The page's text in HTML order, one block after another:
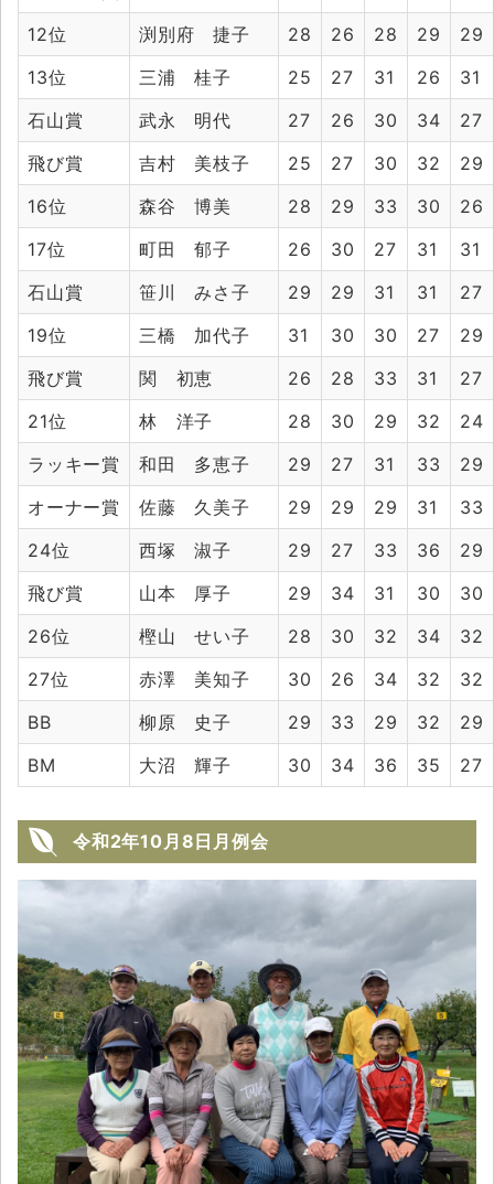
12位
渕別府 捷子 28 26 28 29
29
13位
三浦 桂子 25 27 31 26
31
石山賞
武永 明代 27 26 30 34
27
飛び賞
吉村 美枝子 25 27 30 32
29
16位
森谷 博美 28 29 33 30
26
17位
町田 郁子 26 30 27 31
31
石山賞
笹川 みさ子 29 29 31 31
27
19位
三橋 加代子 31 30 30 27
29
飛び賞
関 初恵 26 28 33 31
27
21位
林 洋子 28 30 29 32
24
ラッキー賞
和田 多恵子 29 27 31 33
29
オーナー賞
佐藤 久美子 29 29 29 31
33
24位
西塚 淑子 29 27 33 36
29
飛び賞
山本 厚子 29 34 31 30
30
26位
樫山 せい子 28 30 32 34
32
27位
赤澤 美知子 30 26 34 32
32
BB
柳原 史子 29 33 29 32
29
BM
大沼 輝子 30 34 36 35 27
令和2年10月8日月例会